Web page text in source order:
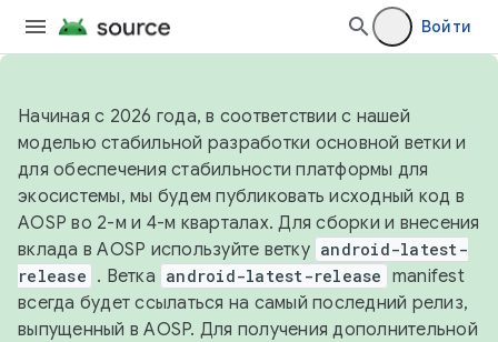
Войти
Начиная с 2026 года, в соответствии с нашей
моделью стабильной разработки основной ветки и
для обеспечения стабильности платформы для
экосистемы, мы будем публиковать исходный код в
AOSP во 2-м и 4-м кварталах. Для сборки и внесения
вклада в AOSP используйте ветку android-latest-
release . Ветка android-latest-release manifest
всегда будет ссылаться на самый последний релиз,
выпущенный в AOSP. Для получения дополнительной